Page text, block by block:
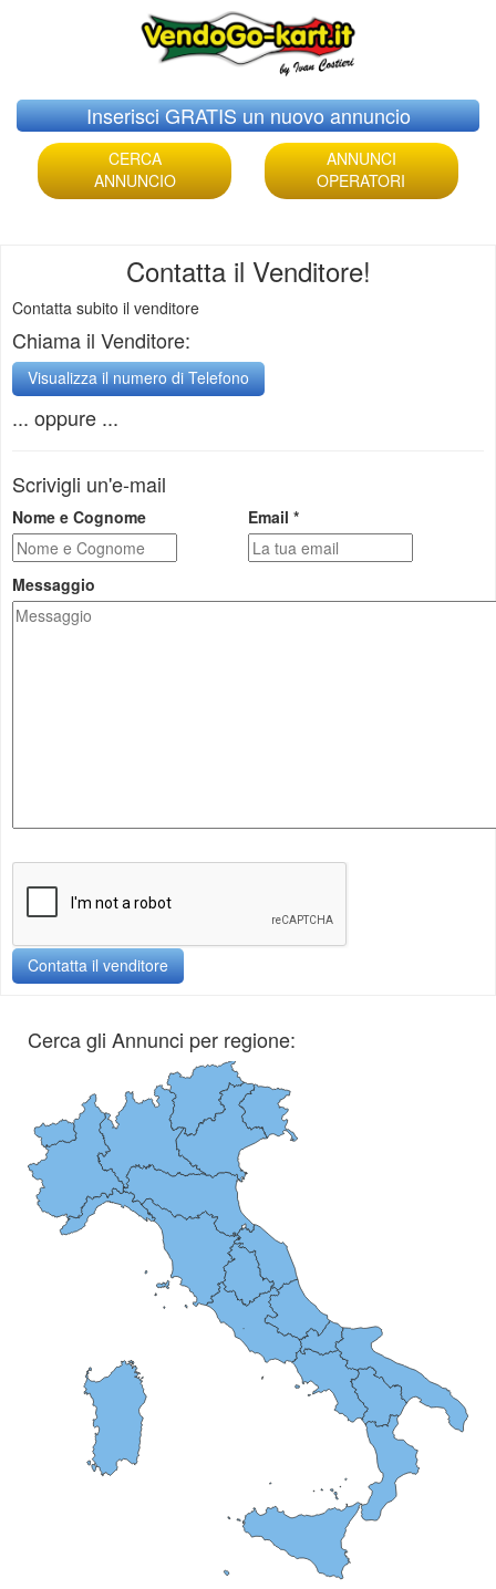
Skip
to
content
Inserisci GRATIS un nuovo annuncio
CERCA
ANNUNCIO
ANNUNCI
OPERATORI
Contatta il Venditore!
Contatta subito il venditore
Chiama il Venditore:
... oppure ...
Scrivigli un'e-mail
Nome e Cognome Email *
Messaggio
Cerca gli Annunci per regione: